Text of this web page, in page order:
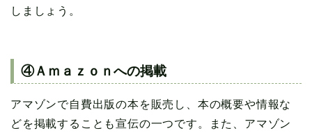
しましょう。
④Ａｍａｚｏｎへの掲載
アマゾンで自費出版の本を販売し、本の概要や情報な
どを掲載することも宣伝の一つです。また、アマゾン